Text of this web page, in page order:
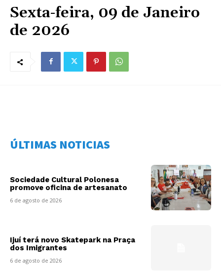
Sexta-feira, 09 de Janeiro
de 2026
ÚLTIMAS NOTICIAS
Sociedade Cultural Polonesa
promove oficina de artesanato
6 de agosto de 2026
Ijuí terá novo Skatepark na Praça
dos Imigrantes
6 de agosto de 2026